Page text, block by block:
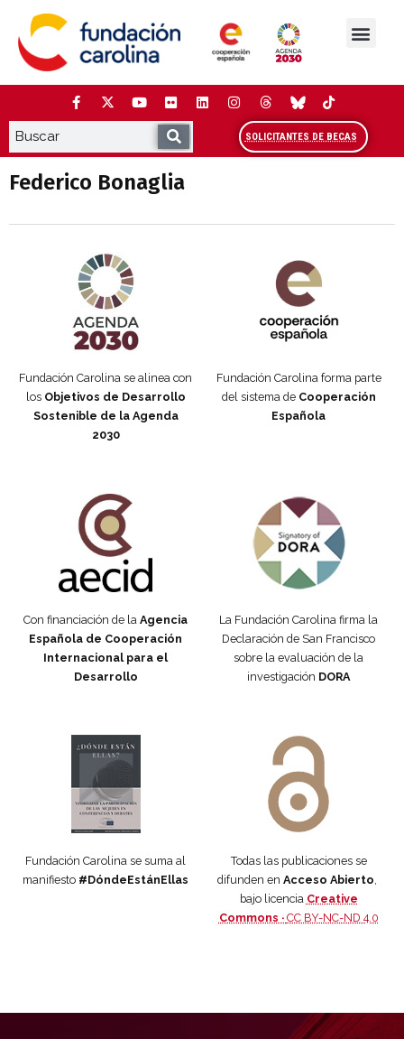
contenido
SOLICITANTES DE BECAS
Federico Bonaglia
Fundación Carolina se alinea con
los Objetivos de Desarrollo
Sostenible de la Agenda
2030
Fundación Carolina forma parte
del sistema de Cooperación
Española
Con financiación de la Agencia
Española de Cooperación
Internacional para el
Desarrollo
La Fundación Carolina firma la
Declaración de San Francisco
sobre la evaluación de la
investigación DORA
Fundación Carolina se suma al
manifiesto #DóndeEstánEllas
Todas las publicaciones se
difunden en Acceso Abierto,
bajo licencia Creative
Commons · CC BY-NC-ND 4.0